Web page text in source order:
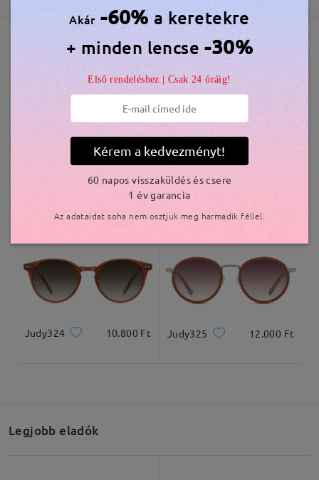
Olvassa el az összes
véleményt
Írjon egy véleményt
Elküldve
szállítási idő
5-7 munkanap
részletek
Kiszállítva
Hasonló keretek
S07963 10.500 Ft Andrew197 10.500 Ft
Judy324 10.800 Ft Judy325 12.000 Ft
Legjobb eladók
Akár -60% a keretekre
+ minden lencse -30%
Első rendeléshez | Csak 24 óráig!
Kérem a kedvezményt!
60 napos visszaküldés és csere
1 év garancia
Az adataidat soha nem osztjuk meg harmadik féllel.